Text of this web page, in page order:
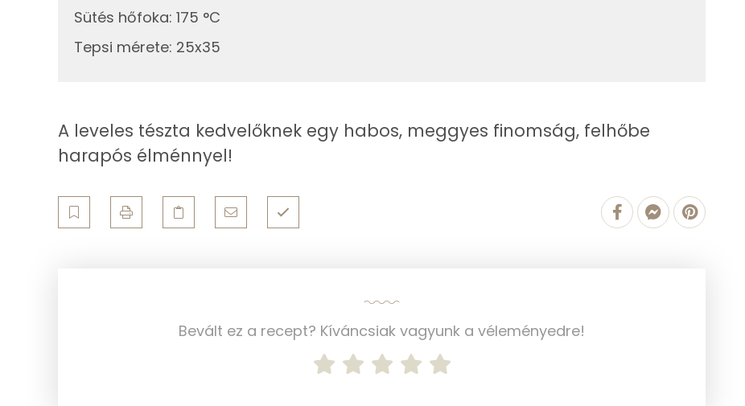
Kálcium
Vas
Foszfor
Nátrium
Réz
0 mg
Mangán
0 mg
Sütés hőfoka: 175 °C
Tepsi mérete: 25x35
A leveles tészta kedvelőknek egy habos, meggyes finomság, felhőbe
harapós élménnyel!
Bevált ez a recept? Kíváncsiak vagyunk a véleményedre!